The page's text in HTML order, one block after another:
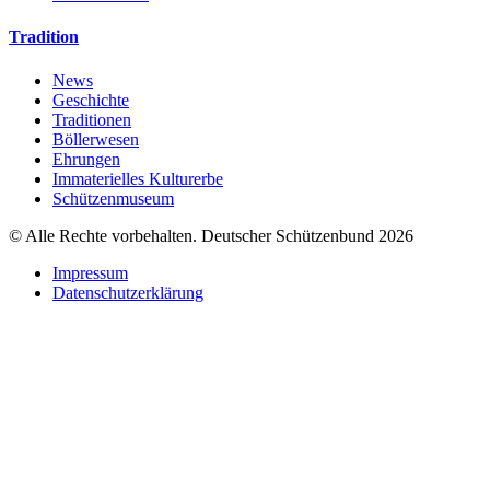
Tradition
News
Geschichte
Traditionen
Böllerwesen
Ehrungen
Immaterielles Kulturerbe
Schützenmuseum
© Alle Rechte vorbehalten. Deutscher Schützenbund 2026
Impressum
Datenschutzerklärung